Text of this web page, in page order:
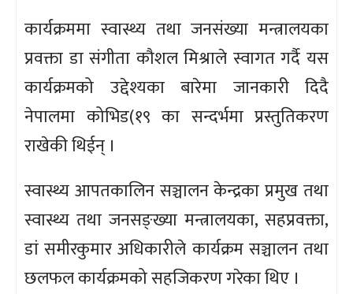
कार्यक्रममा स्वास्थ्य तथा जनसंख्या मन्त्रालयका
प्रवक्ता डा संगीता कौशल मिश्राले स्वागत गर्दै यस
कार्यक्रमको उद्देश्यका बारेमा जानकारी दिदै
नेपालमा कोभिड(१९ का सन्दर्भमा प्रस्तुतिकरण
राखेकी थिईन् ।
स्वास्थ्य आपतकालिन सञ्चालन केन्द्रका प्रमुख तथा
स्वास्थ्य तथा जनसङ्ख्या मन्त्रालयका, सहप्रवक्ता,
डां समीरकुमार अधिकारीले कार्यक्रम सञ्चालन तथा
छलफल कार्यक्रमको सहजिकरण गरेका थिए ।